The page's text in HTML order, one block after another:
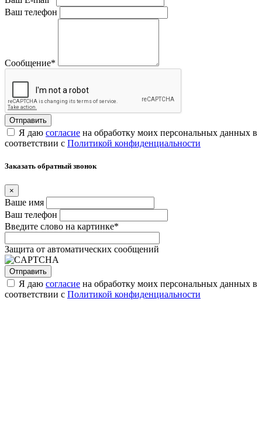
Ваш телефон
Сообщение*
Я даю согласие на обработку моих персональных данных в
соответствии с Политикой конфиденциальности
Заказать обратный звонок
×
Ваше имя
Ваш телефон
Введите слово на картинке*
Защита от автоматических сообщений
Я даю согласие на обработку моих персональных данных в
соответствии с Политикой конфиденциальности